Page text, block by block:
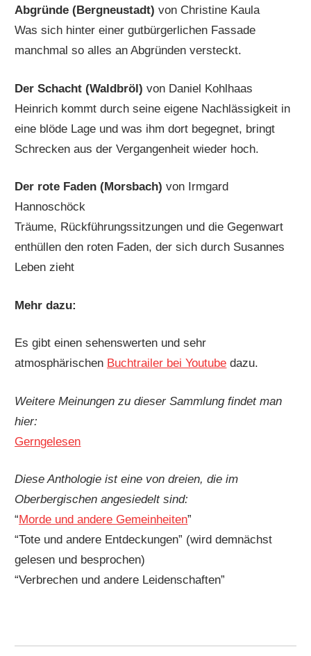
Abgründe (Bergneustadt)von Christine Kaula
Was sich hinter einer gutbürgerlichen Fassade
manchmal so alles an Abgründen versteckt.
Der Schacht (Waldbröl)von Daniel Kohlhaas
Heinrich kommt durch seine eigene Nachlässigkeit in
eine blöde Lage und was ihm dort begegnet, bringt
Schrecken aus der Vergangenheit wieder hoch.
Der rote Faden (Morsbach)von Irmgard
Hannoschöck
Träume, Rückführungssitzungen und die Gegenwart
enthüllen den roten Faden, der sich durch Susannes
Leben zieht
Mehr dazu:
Es gibt einen sehenswerten und sehr
atmosphärischen Buchtrailer bei Youtube dazu.
Weitere Meinungen zu dieser Sammlung findet man
hier:
Gerngelesen
Diese Anthologie ist eine von dreien, die im
Oberbergischen angesiedelt sind:
“Morde und andere Gemeinheiten”
“Tote und andere Entdeckungen” (wird demnächst
gelesen und besprochen)
“Verbrechen und andere Leidenschaften”